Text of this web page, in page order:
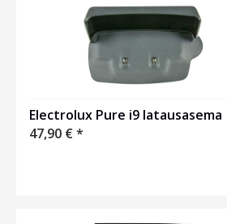
Electrolux Pure i9 latausasema
47,90 €*